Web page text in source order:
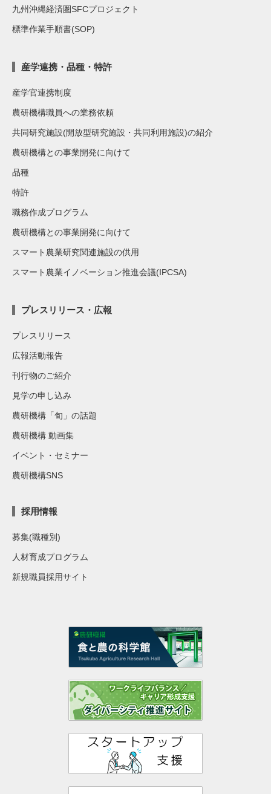
九州沖縄経済圏SFCプロジェクト
標準作業手順書(SOP)
産学連携・品種・特許
産学官連携制度
農研機構職員への業務依頼
共同研究施設(開放型研究施設・共同利用施設)の紹介
農研機構との事業開発に向けて
品種
特許
職務作成プログラム
農研機構との事業開発に向けて
スマート農業研究関連施設の供用
スマート農業イノベーション推進会議(IPCSA)
プレスリリース・広報
プレスリリース
広報活動報告
刊行物のご紹介
見学の申し込み
農研機構「旬」の話題
農研機構 動画集
イベント・セミナー
農研機構SNS
採用情報
募集(職種別)
人材育成プログラム
新規職員採用サイト